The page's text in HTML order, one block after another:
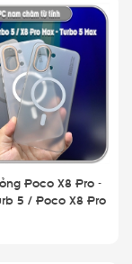
Poco X8 Pro -
5 / Poco X8 Pro
tính